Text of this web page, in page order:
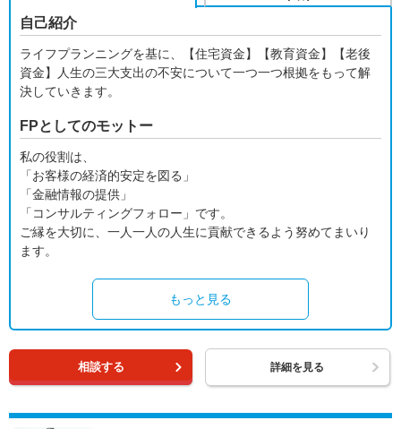
自己紹介
ライフプランニングを基に、【住宅資金】【教育資金】【老後
資金】人生の三大支出の不安について一つ一つ根拠をもって解
決していきます。
FPとしてのモットー
私の役割は、
「お客様の経済的安定を図る」
「金融情報の提供」
「コンサルティングフォロー」です。
ご縁を大切に、一人一人の人生に貢献できるよう努めてまいり
ます。
もっと見る
相談する 詳細を見る